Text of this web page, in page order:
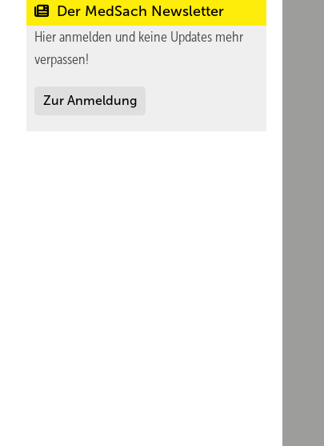
Der MedSach Newsletter
Hier anmelden und keine Updates mehr
verpassen!
Zur Anmeldung